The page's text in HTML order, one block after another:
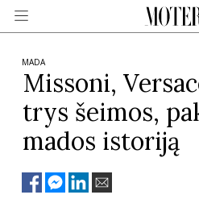
VEIDAI
MADA
Missoni,
trys šeimos,
mados istoriją